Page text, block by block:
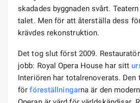
skadades byggnaden svårt.
talet. Men för att återställa dess
krävdes rekonstruktion.
Det tog slut först 2009.
jobb: Royal Opera House har sitt
Interiören har totalrenoverats. Den
förföreställningarna är den